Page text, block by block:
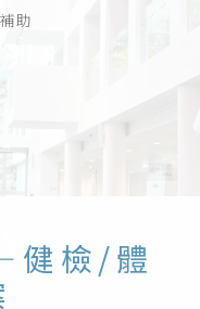
助
健檢/體